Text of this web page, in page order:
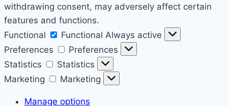
withdrawing consent, may adversely affect certain
features and functions.
Functional
Functional Always active
Preferences
Preferences
Statistics
Statistics
Marketing
Marketing
Manage options